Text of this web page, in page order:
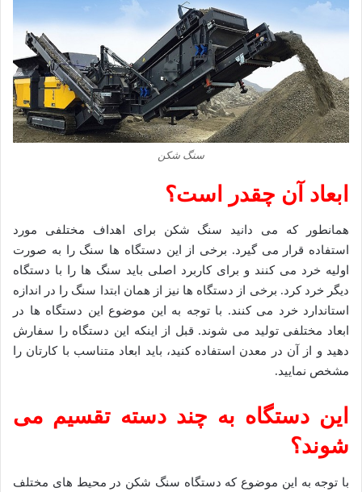
سنگ شکن
ابعاد آن چقدر است؟
همانطور که می دانید سنگ شکن برای اهداف مختلفی مورد
استفاده قرار می گیرد. برخی از این دستگاه ها سنگ را به صورت
اولیه خرد می کنند و برای کاربرد اصلی باید سنگ ها را با دستگاه
دیگر خرد کرد. برخی از دستگاه ها نیز از همان ابتدا سنگ را در اندازه
استاندارد خرد می کنند. با توجه به این موضوع این دستگاه ها در
ابعاد مختلفی تولید می شوند. قبل از اینکه این دستگاه را سفارش
دهید و از آن در معدن استفاده کنید، باید ابعاد متناسب با کارتان را
مشخص نمایید.
این دستگاه به چند دسته تقسیم می
شوند؟
با توجه به این موضوع که دستگاه سنگ شکن در محیط های مختلف